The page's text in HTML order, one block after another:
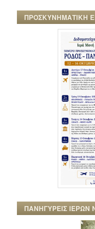
ΠΡΟΣΚΥΝΗΜΑΤΙΚΗ
ΠΑΝΗΓΥΡΕΙΣ